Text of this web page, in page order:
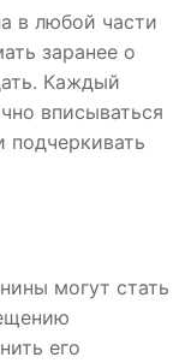
в любой части
заранее о
Каждый
вписываться
могут стать
его